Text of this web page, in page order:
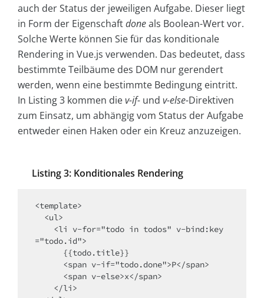
auch der Status der jeweiligen Aufgabe. Dieser liegt
in Form der Eigenschaftdoneals Boolean-Wert vor.
Solche Werte können Sie für das konditionale
Rendering in Vue.js verwenden. Das bedeutet, dass
bestimmte Teilbäume des DOM nur gerendert
werden, wenn eine bestimmte Bedingung eintritt.
In Listing 3 kommen diev-if- und v-else-Direktiven
zum Einsatz, um abhängig vom Status der Aufgabe
entweder einen Haken oder ein Kreuz anzuzeigen.
Listing 3: Konditionales Rendering
<template>
="todo.id">